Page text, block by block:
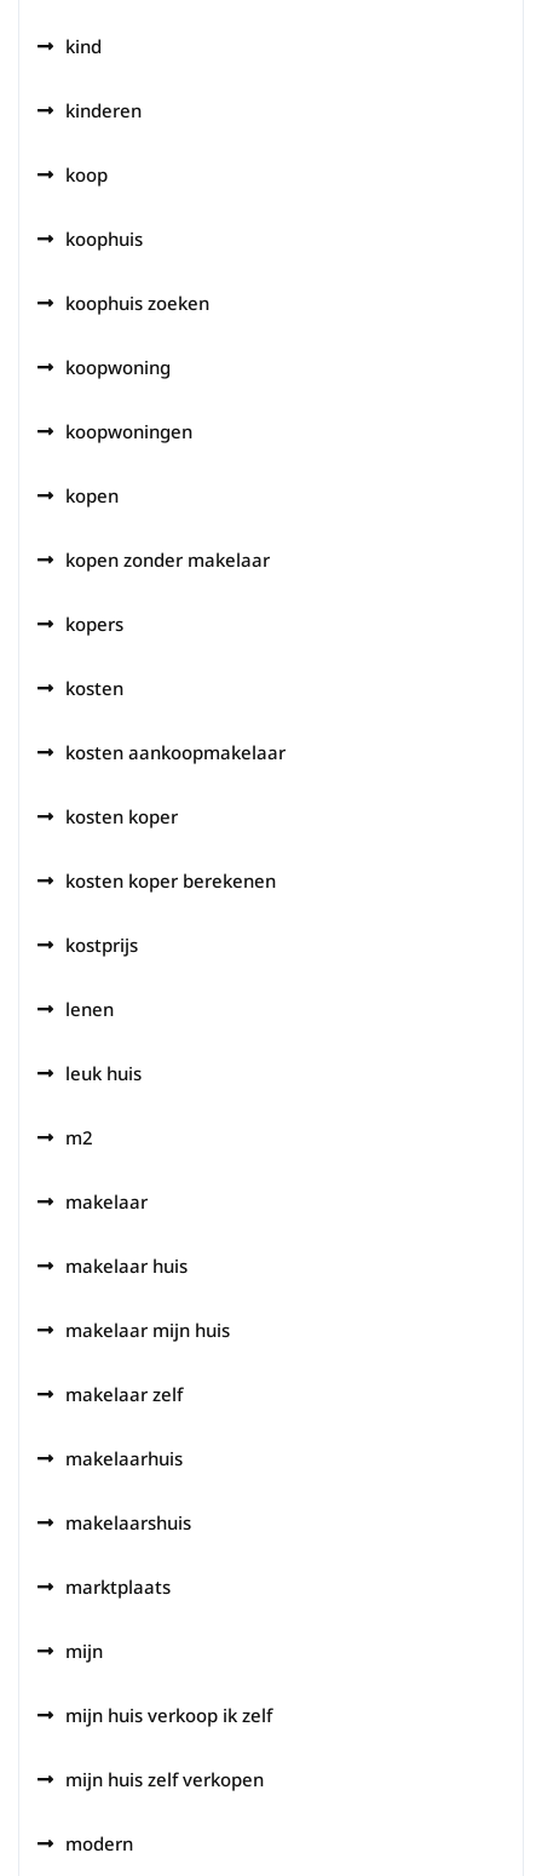
kind
kinderen
koop
koophuis
koophuis zoeken
koopwoning
koopwoningen
kopen
kopen zonder makelaar
kopers
kosten
kosten aankoopmakelaar
kosten koper
kosten koper berekenen
kostprijs
lenen
leuk huis
m2
makelaar
makelaar huis
makelaar mijn huis
makelaar zelf
makelaarhuis
makelaarshuis
marktplaats
mijn
mijn huis verkoop ik zelf
mijn huis zelf verkopen
modern